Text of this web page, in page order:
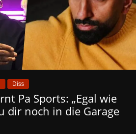
Diss
Pa Sports: „Egal wie
dir noch in die Garage